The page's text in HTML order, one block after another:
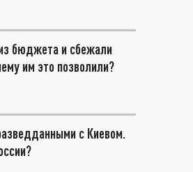
бюджета и сбежали
им это позволили?
с Киевом.